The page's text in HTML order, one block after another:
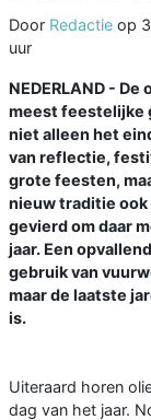
Door Redactie op
uur
NEDERLAND -
meest feestelijke
niet alleen het
van reflectie,
grote feesten,
nieuw traditie
gevierd om daar
jaar. Een
gebruik van
maar de laatste
is.
Uiteraard horen
dag van het jaar.